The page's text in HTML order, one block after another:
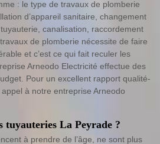
: le type de travaux de plomberie
d’appareil sanitaire, changement
canalisation, raccordement
de plomberie nécessite de faire
et c’est ce qui fait reculer les
Arneodo Electricité effectue des
Pour un excellent rapport qualité-
à notre entreprise Arneodo
tuyauteries La Peyrade ?
à prendre de l’âge, ne sont plus